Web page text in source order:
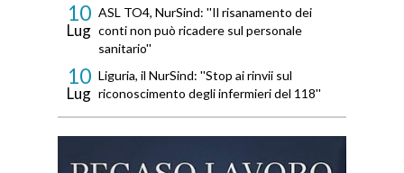
10
Lug
ASL TO4, NurSind: ''Il risanamento dei
conti non può ricadere sul personale
sanitario''
10
Lug
Liguria, il NurSind: ''Stop ai rinvii sul
riconoscimento degli infermieri del 118''